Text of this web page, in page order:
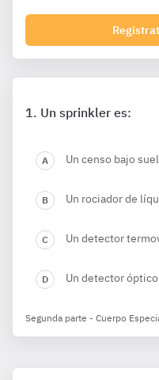
Un sprinkler es:
Un censo bajo
Un rociador de
Un detector
Un detector
Segunda parte - Cuerpo